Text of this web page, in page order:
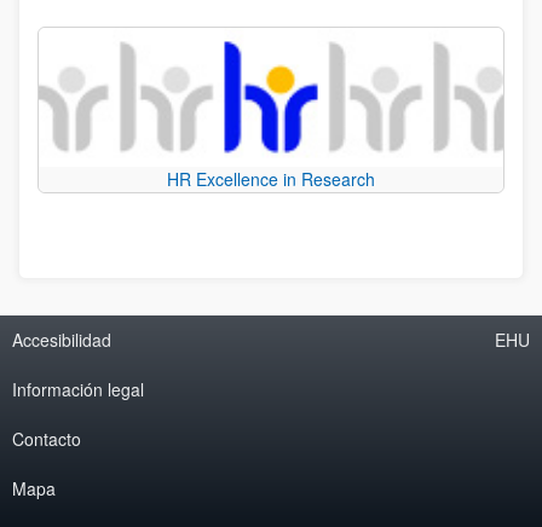
HR Excellence in Research
Accesibilidad
Información legal
Contacto
Mapa
EHU